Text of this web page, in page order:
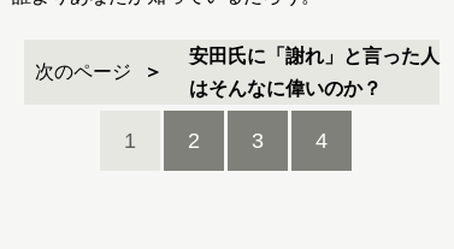
次のページ
安田氏に「謝れ」と言った人
はそんなに偉いのか？
1 2 3 4